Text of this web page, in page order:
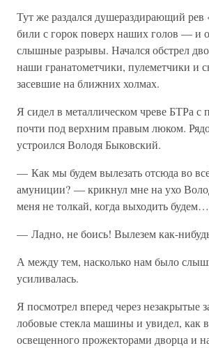
Тут же раздался душераздирающий
били с горок поверх наших голов — и
слышные разрывы. Начался обстрел
наши гранатометчики, пулеметчики и
засевшие на ближних холмах.
Я сидел в металлическом чреве БТРа с
почти под верхним правым люком.
устроился Володя Быковский.
— Как мы будем вылезать отсюда во
амуниции? — крикнул мне на ухо
меня не толкай, когда выходить будем…
— Ладно, не боись! Вылезем как-
А между тем, насколько нам было
усиливалась.
Я посмотрел вперед через незакрытые
лобовые стекла машины и увидел, как
освещенного прожекторами дворца и